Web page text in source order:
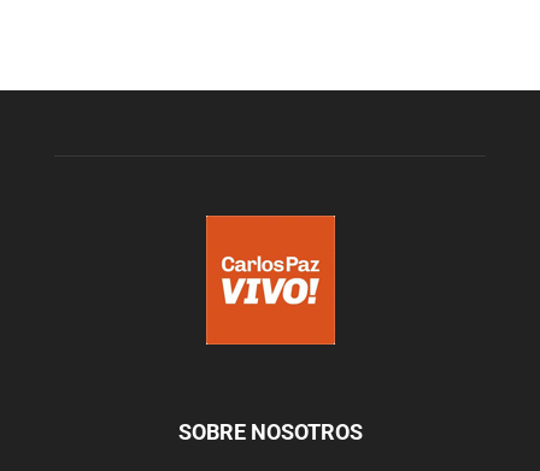
SOBRE NOSOTROS